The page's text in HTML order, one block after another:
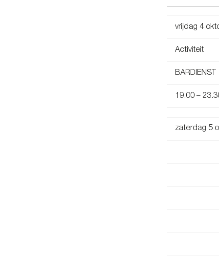
vrijdag 4
Activiteit
BARDIENST
19.00 –
zaterdag 5